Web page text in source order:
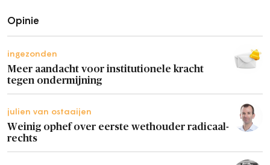
Opinie
ingezonden
Meer aandacht voor institutionele kracht
tegen ondermijning
julien van ostaaijen
Weinig ophef over eerste wethouder radicaal-
rechts